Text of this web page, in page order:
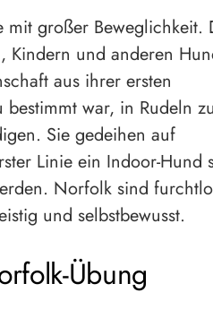
mit großer Beweglichkeit.
Kindern und anderen
aus ihrer ersten
war, in Rudeln
Sie gedeihen auf
Linie ein Indoor-Hund
Norfolk sind
und selbstbewusst.
Übung